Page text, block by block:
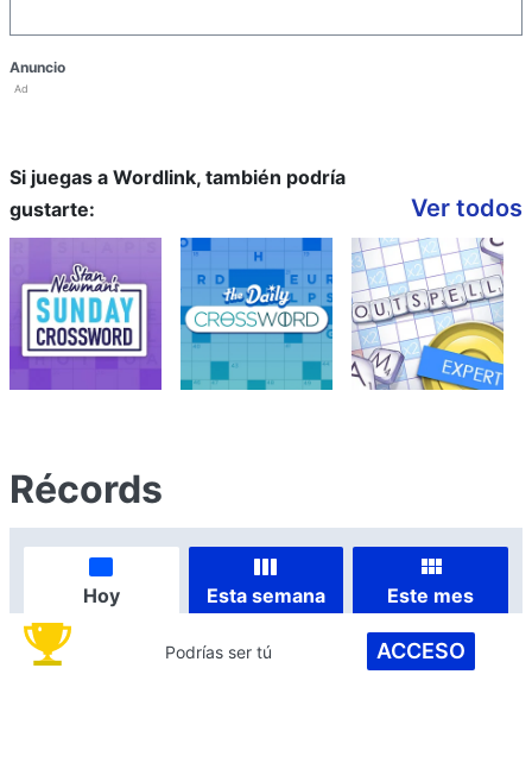
Anuncio
Ad
Si juegas a Wordlink, también podría
gustarte:
Ver todos
Récords
Hoy Esta semana Este mes
Podrías ser tú ACCESO